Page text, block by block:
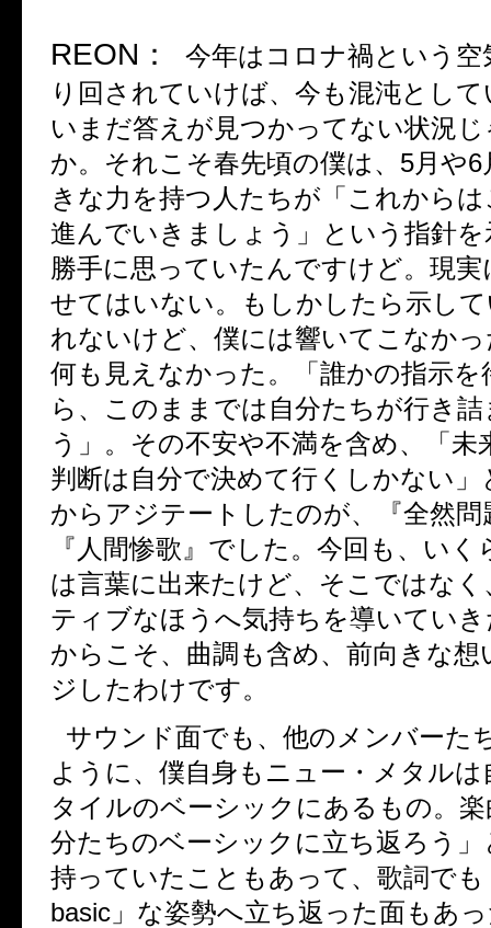
REON ：
今年はコロナ禍という空
り回されていけば、今も混沌とし
いまだ答えが見つかってない状況
か。それこそ春先頃の僕は、 5月や6
きな力を持つ人たちが「これから
進んでいきましょう」という指針
勝手に思っていたんですけど。現
せてはいない。もしかしたら示し
れないけど、僕には響いてこなか
何も見えなかった。「誰かの指示を
ら、このままでは自分たちが行き
う」。その不安や不満を含め、「未
判断は自分で決めて行くしかない
からアジテートしたのが、『全然問
『人間惨歌』でした。今回も、い
は言葉に出来たけど、そこではな
ティブなほうへ気持ちを導いてい
からこそ、曲調も含め、前向きな想
ジしたわけです。
サウンド面でも、他のメンバーた
ように、僕自身もニュー・メタルは
タイルのベーシックにあるもの。
分たちのベーシックに立ち返ろう
持っていたこともあって、歌詞でも
basic 」な姿勢へ立ち返った面もあ